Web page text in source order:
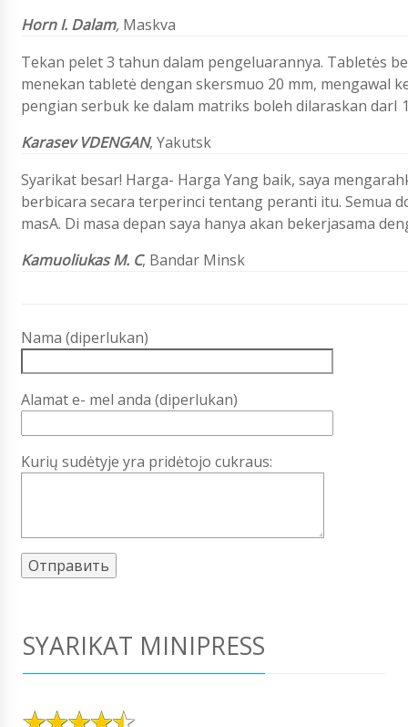
Horn I. Dalam, Maskva
Tekan pelet 3 tahun dalam pengeluarannya. Tabletės
menekan tabletė dengan skersmuo 20 mm, mengawal
pengian serbuk ke dalam matriks boleh dilaraskan darI
Karasev VDENGAN, Yakutsk
Syarikat besar! Harga- Harga Yang baik, saya
berbicara secara terperinci tentang peranti itu. Semua
masA. Di masa depan saya hanya akan bekerjasama
KamuoliukasM. C, Bandar Minsk
Nama (diperlukan)
Alamat e- mel anda (diperlukan)
Kurių sudėtyje yra pridėtojo cukraus:
SYARIKAT MINIPRESS